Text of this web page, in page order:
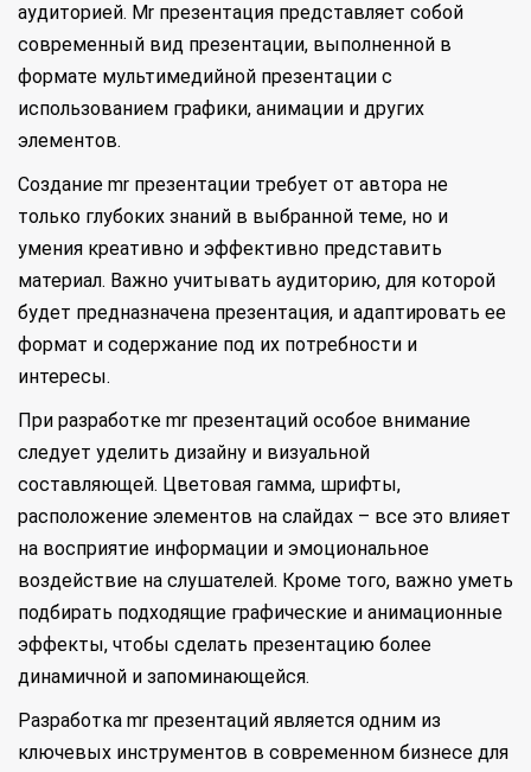
аудиторией. Mr презентация представляет собой
современный вид презентации, выполненной в
формате мультимедийной презентации с
использованием графики, анимации и других
элементов.
Создание mr презентации требует от автора не
только глубоких знаний в выбранной теме, но и
умения креативно и эффективно представить
материал. Важно учитывать аудиторию, для которой
будет предназначена презентация, и адаптировать ее
формат и содержание под их потребности и
интересы.
При разработке mr презентаций особое внимание
следует уделить дизайну и визуальной
составляющей. Цветовая гамма, шрифты,
расположение элементов на слайдах – все это влияет
на восприятие информации и эмоциональное
воздействие на слушателей. Кроме того, важно уметь
подбирать подходящие графические и анимационные
эффекты, чтобы сделать презентацию более
динамичной и запоминающейся.
Разработка mr презентаций является одним из
ключевых инструментов в современном бизнесе для